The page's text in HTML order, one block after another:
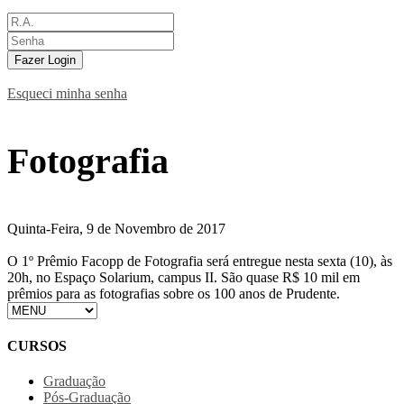
Fazer Login
Esqueci minha senha
Fotografia
Quinta-Feira, 9 de Novembro de 2017
O 1º Prêmio Facopp de Fotografia será entregue nesta sexta (10), às
20h, no Espaço Solarium, campus II. São quase R$ 10 mil em
prêmios para as fotografias sobre os 100 anos de Prudente.
CURSOS
Graduação
Pós-Graduação